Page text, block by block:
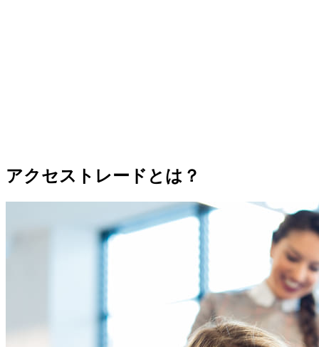
アクセストレードとは？